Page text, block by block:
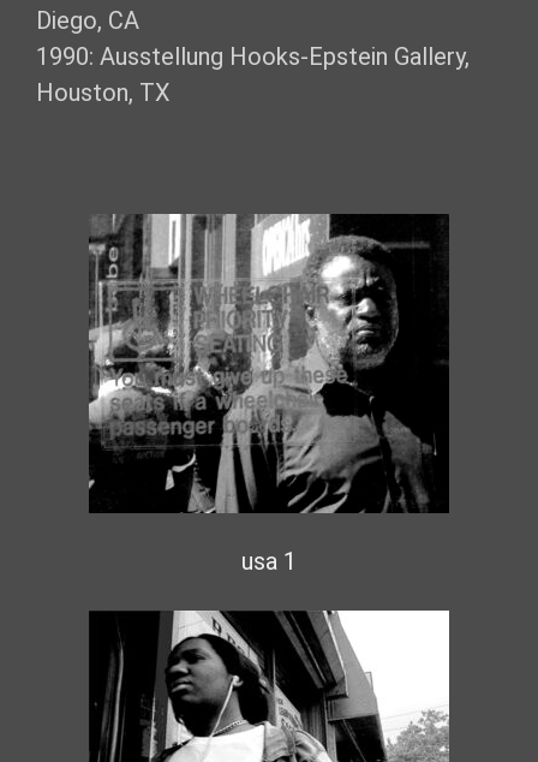
Diego, CA
1990: Ausstellung Hooks-Epstein Gallery,
Houston, TX
usa 1